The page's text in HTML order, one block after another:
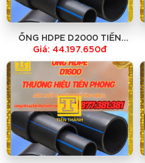
ỐNG HDPE D2000 TIỀN
PHONG -GIÁ TẠI NHÀ MÁY -
HỔ TRỢ VẬN CHUYỂN TOÀN
QUỐC
Giá: 44.197.650đ